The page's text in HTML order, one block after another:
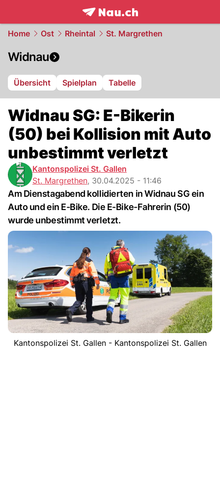
frontpage.NAU.ch
Home Ost Rheintal St. Margrethen
Widnau
Übersicht Spielplan Tabelle
Widnau SG: E-Bikerin
(50) bei Kollision mit Auto
unbestimmt verletzt
Kantonspolizei St. Gallen
St. Margrethen, 30.04.2025 - 11:46
Am Dienstagabend kollidierten in Widnau SG ein
Auto und ein E-Bike. Die E-Bike-Fahrerin (50)
wurde unbestimmt verletzt.
Kantonspolizei St. Gallen - Kantonspolizei St. Gallen